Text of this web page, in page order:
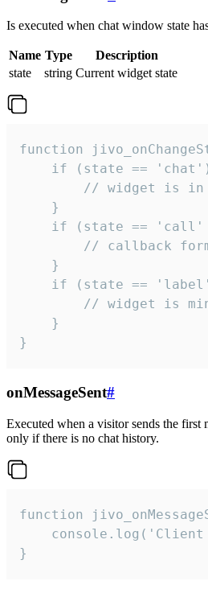
Is executed when chat window state
Name Type
Description
state
string Current widget state
function
if (state ==
// widget is
    }
if (state ==
// callback
    }
if (state ==
// widget is
    }
}
onMessageSent#
Executed when a visitor sends the first
only if there is no chat history.
function
}